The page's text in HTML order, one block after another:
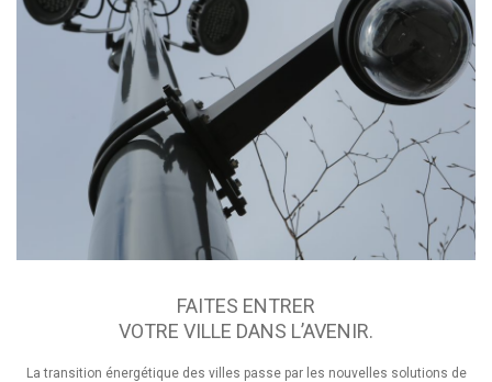
FAITES ENTRER
VOTRE VILLE DANS L’AVENIR.
La transition énergétique des villes passe par les nouvelles solutions de